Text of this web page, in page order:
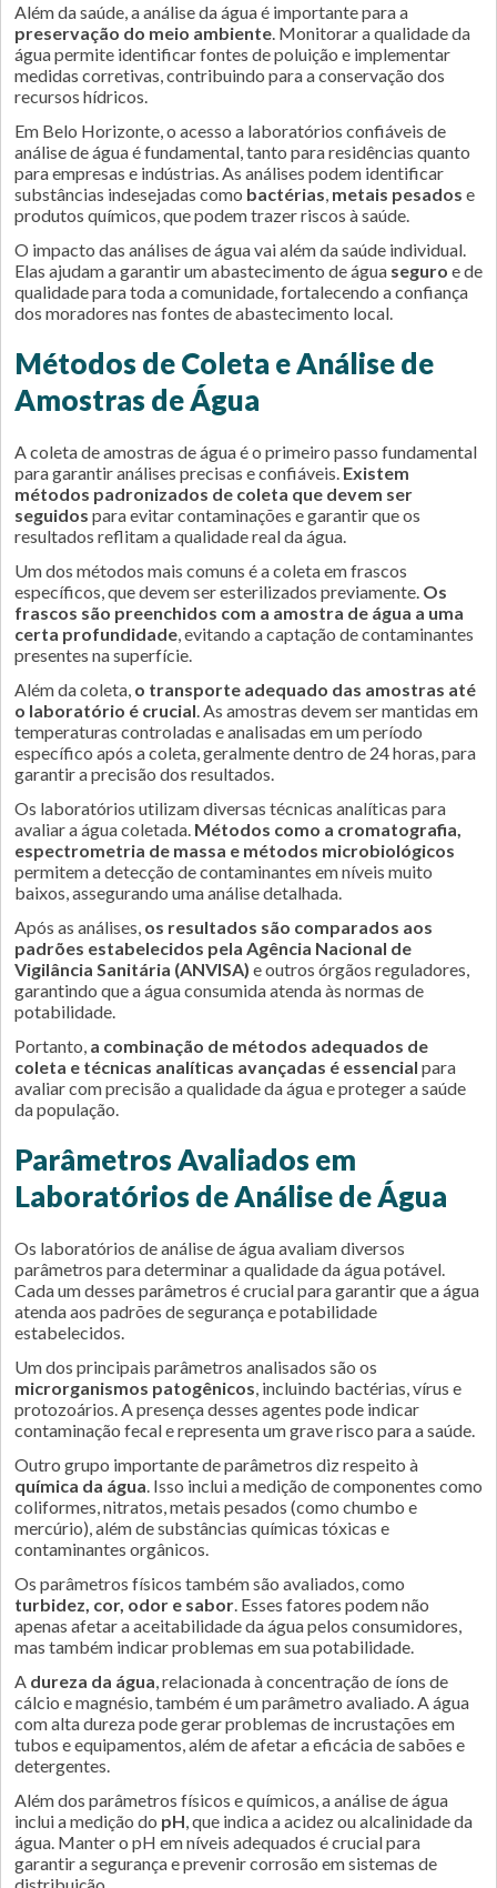
Além da saúde, a análise da água é importante para a
preservação do meio ambiente. Monitorar a qualidade da
água permite identificar fontes de poluição e implementar
medidas corretivas, contribuindo para a conservação dos
recursos hídricos.
Em Belo Horizonte, o acesso a laboratórios confiáveis de
análise de água é fundamental, tanto para residências quanto
para empresas e indústrias. As análises podem identificar
substâncias indesejadas como bactérias, metais pesados e
produtos químicos, que podem trazer riscos à saúde.
O impacto das análises de água vai além da saúde individual.
Elas ajudam a garantir um abastecimento de água seguro e de
qualidade para toda a comunidade, fortalecendo a confiança
dos moradores nas fontes de abastecimento local.
Métodos de Coleta e Análise de
Amostras de Água
A coleta de amostras de água é o primeiro passo fundamental
para garantir análises precisas e confiáveis. Existem
métodos padronizados de coleta que devem ser
seguidos para evitar contaminações e garantir que os
resultados reflitam a qualidade real da água.
Um dos métodos mais comuns é a coleta em frascos
específicos, que devem ser esterilizados previamente. Os
frascos são preenchidos com a amostra de água a uma
certa profundidade, evitando a captação de contaminantes
presentes na superfície.
Além da coleta, o transporte adequado das amostras até
o laboratório é crucial. As amostras devem ser mantidas em
temperaturas controladas e analisadas em um período
específico após a coleta, geralmente dentro de 24 horas, para
garantir a precisão dos resultados.
Os laboratórios utilizam diversas técnicas analíticas para
avaliar a água coletada. Métodos como a cromatografia,
espectrometria de massa e métodos microbiológicos
permitem a detecção de contaminantes em níveis muito
baixos, assegurando uma análise detalhada.
Após as análises, os resultados são comparados aos
padrões estabelecidos pela Agência Nacional de
Vigilância Sanitária (ANVISA) e outros órgãos reguladores,
garantindo que a água consumida atenda às normas de
potabilidade.
Portanto, a combinação de métodos adequados de
coleta e técnicas analíticas avançadas é essencial para
avaliar com precisão a qualidade da água e proteger a saúde
da população.
Parâmetros Avaliados em
Laboratórios de Análise de Água
Os laboratórios de análise de água avaliam diversos
parâmetros para determinar a qualidade da água potável.
Cada um desses parâmetros é crucial para garantir que a água
atenda aos padrões de segurança e potabilidade
estabelecidos.
Um dos principais parâmetros analisados são os
microrganismos patogênicos, incluindo bactérias, vírus e
protozoários. A presença desses agentes pode indicar
contaminação fecal e representa um grave risco para a saúde.
Outro grupo importante de parâmetros diz respeito à
química da água. Isso inclui a medição de componentes como
coliformes, nitratos, metais pesados (como chumbo e
mercúrio), além de substâncias químicas tóxicas e
contaminantes orgânicos.
Os parâmetros físicos também são avaliados, como
turbidez, cor, odor e sabor. Esses fatores podem não
apenas afetar a aceitabilidade da água pelos consumidores,
mas também indicar problemas em sua potabilidade.
A dureza da água, relacionada à concentração de íons de
cálcio e magnésio, também é um parâmetro avaliado. A água
com alta dureza pode gerar problemas de incrustações em
tubos e equipamentos, além de afetar a eficácia de sabões e
detergentes.
Além dos parâmetros físicos e químicos, a análise de água
inclui a medição do pH, que indica a acidez ou alcalinidade da
água. Manter o pH em níveis adequados é crucial para
garantir a segurança e prevenir corrosão em sistemas de